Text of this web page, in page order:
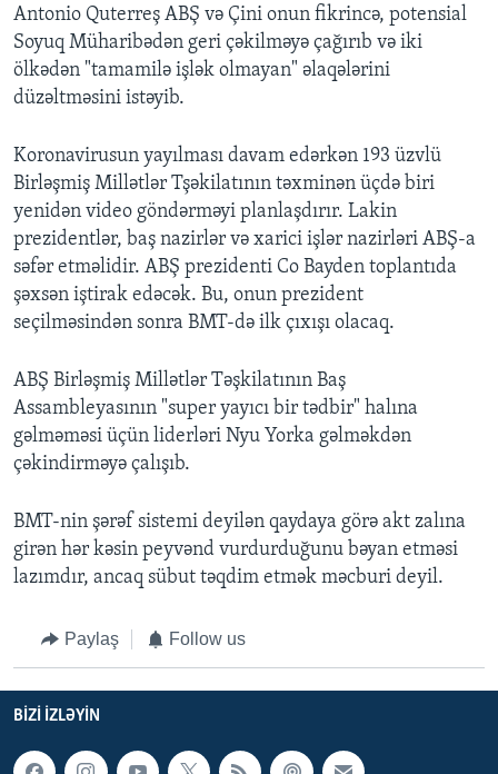
Antonio Quterreş ABŞ və Çini onun fikrincə, potensial
Soyuq Müharibədən geri çəkilməyə çağırıb və iki
ölkədən "tamamilə işlək olmayan" əlaqələrini
düzəltməsini istəyib.
Koronavirusun yayılması davam edərkən 193 üzvlü
Birləşmiş Millətlər Tşəkilatının təxminən üçdə biri
yenidən video göndərməyi planlaşdırır. Lakin
prezidentlər, baş nazirlər və xarici işlər nazirləri ABŞ-a
səfər etməlidir. ABŞ prezidenti Co Bayden toplantıda
şəxsən iştirak edəcək. Bu, onun prezident
seçilməsindən sonra BMT-də ilk çıxışı olacaq.
ABŞ Birləşmiş Millətlər Təşkilatının Baş
Assambleyasının "super yayıcı bir tədbir" halına
gəlməməsi üçün liderləri Nyu Yorka gəlməkdən
çəkindirməyə çalışıb.
BMT-nin şərəf sistemi deyilən qaydaya görə akt zalına
girən hər kəsin peyvənd vurdurduğunu bəyan etməsi
lazımdır, ancaq sübut təqdim etmək məcburi deyil.
Paylaş Follow us
BIZI IZLƏYIN